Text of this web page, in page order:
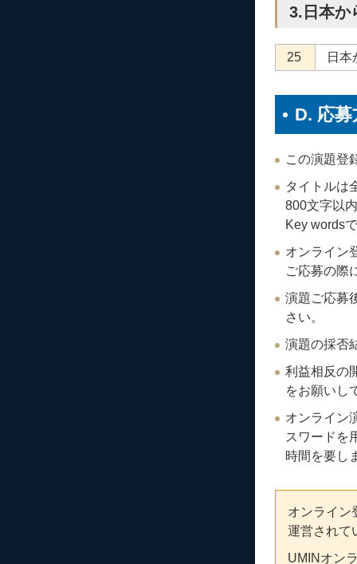
3.日本か
25 日本
D. 応
この演題登
タイトルは
800文字以
Key words
オンライン
ご応募の際
演題ご応募
さい。
演題の採否
利益相反の
をお願いし
オンライン
スワードを
時間を要し
オンライン
運営されて
UMINオン